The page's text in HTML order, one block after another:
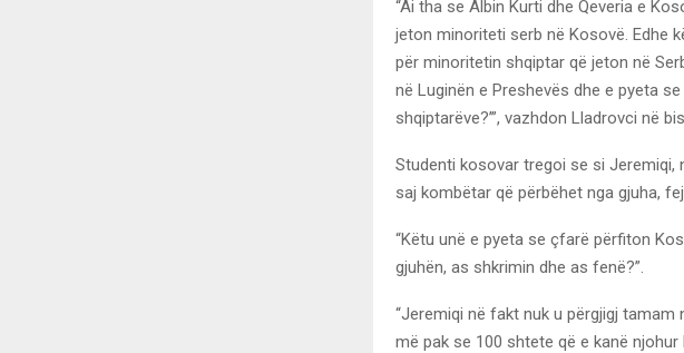
“Ai tha se Albin Kurti dhe Qeveria e
jeton minoriteti serb në Kosovë. Edhe
për minoritetin shqiptar që jeton në
në Luginën e Preshevës dhe e pyeta
shqiptarëve?’”, vazhdon Lladrovci në
Studenti kosovar tregoi se si Jeremiqi,
saj kombëtar që përbëhet nga gjuha,
“Këtu unë e pyeta se çfarë përfiton
gjuhën, as shkrimin dhe as fenë?”.
“Jeremiqi në fakt nuk u përgjigj
më pak se 100 shtete që e kanë